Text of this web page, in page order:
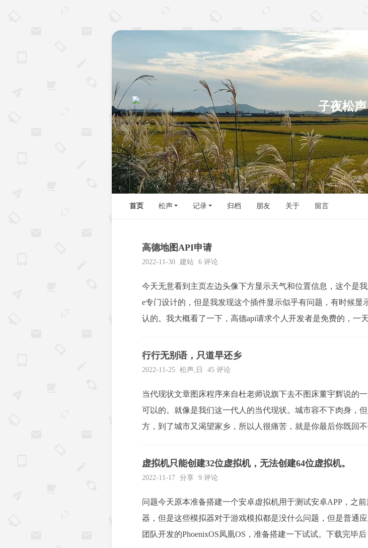
首页 松声 记录 归档 朋友 关于 留言
高德地图API申请
2022-11-30 建站 6 评论
今天无意看到主页左边头像下方显示天气和位置信息，这个是
e专门设计的，但是我发现这个插件显示似乎有问题，有时候显
认的。我大概看了一下，高德api请求个人开发者是免费的，一
行行无别语，只道早还乡
2022-11-25 松声, 日 45 评论
当代现状文章图床程序来自杜老师说旗下去不图床董宇辉说的
可以的。就像是我们这一代人的当代现状。城市容不下肉身，
方，到了城市又渴望家乡，所以人很痛苦，就是你最后你既回
虚拟机只能创建32位虚拟机，无法创建64位虚拟机。
2022-11-17 分享 9 评论
问题今天原本准备搭建一个安卓虚拟机用于测试安卓APP，之
器，但是这些模拟器对于游戏模拟都是没什么问题，但是普通
团队开发的PhoenixOS凤凰OS，准备搭建一下试试。下载完毕